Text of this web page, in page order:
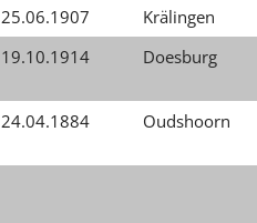
25.06.1907
Krälingen
19.10.1914 Doesburg
24.04.1884 Oudshoorn